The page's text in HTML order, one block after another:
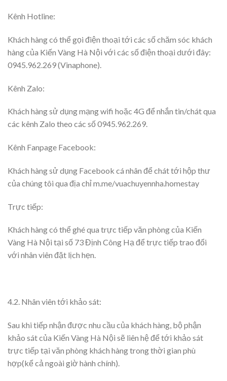
Kênh Hotline:
Khách hàng có thể gọi điện thoại tới các số chăm sóc khách
hàng của Kiến Vàng Hà Nội với các số điện thoại dưới đây:
0945.962.269 (Vinaphone).
Kênh Zalo:
Khách hàng sử dụng mạng wifi hoặc 4G để nhắn tin/chát qua
các kênh Zalo theo các số 0945.962.269.
Kênh Fanpage Facebook:
Khách hàng sử dụng Facebook cá nhân để chát tới hộp thư
của chúng tôi qua địa chỉ m.me/vuachuyennha.homestay
Trực tiếp:
Khách hàng có thể ghé qua trực tiếp văn phòng của Kiến
Vàng Hà Nội tại số 73 Định Công Hạ để trực tiếp trao đổi
với nhân viên đặt lịch hẹn.
4.2. Nhân viên tới khảo sát:
Sau khi tiếp nhận được nhu cầu của khách hàng, bộ phận
khảo sát của Kiến Vàng Hà Nội sẽ liên hệ để tới khảo sát
trực tiếp tại văn phòng khách hàng trong thời gian phù
hợp(kể cả ngoài giờ hành chính).